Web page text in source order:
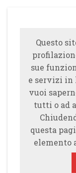
Questo
sue
e servizi in
vuoi
tutti o ad
questa
elemento